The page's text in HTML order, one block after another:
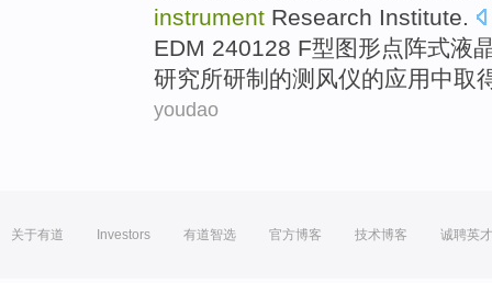
instrument Research Institute.
EDM 240128 F型 图形点阵式液
研究所研制 的测 风仪的应用中取
youdao
关于有道 Investors 有道智选 官方博客 技术博客 诚聘英才